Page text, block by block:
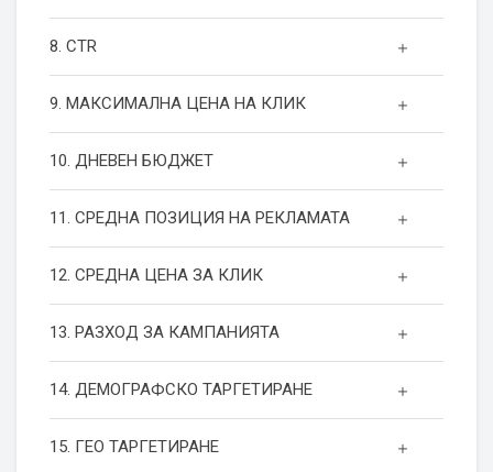
8. CTR
9. МАКСИМАЛНА ЦЕНА НА КЛИК
10. ДНЕВЕН БЮДЖЕТ
11. СРЕДНА ПОЗИЦИЯ НА РЕКЛАМАТА
12. СРЕДНА ЦЕНА ЗА КЛИК
13. РАЗХОД ЗА КАМПАНИЯТА
14. ДЕМОГРАФСКО ТАРГЕТИРАНЕ
15. ГЕО ТАРГЕТИРАНЕ